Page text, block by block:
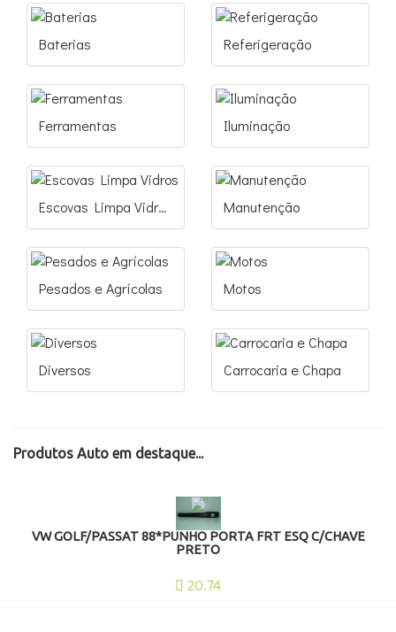
Baterias Referigeração
Ferramentas Iluminação
Escovas Limpa Vidros Manutenção
Pesados e Agrícolas Motos
Diversos Carrocaria e Chapa
Produtos Auto em destaque...
VW GOLF/PASSAT 88*PUNHO PORTA FRT ESQ C/CHAVE
PRETO
20.74